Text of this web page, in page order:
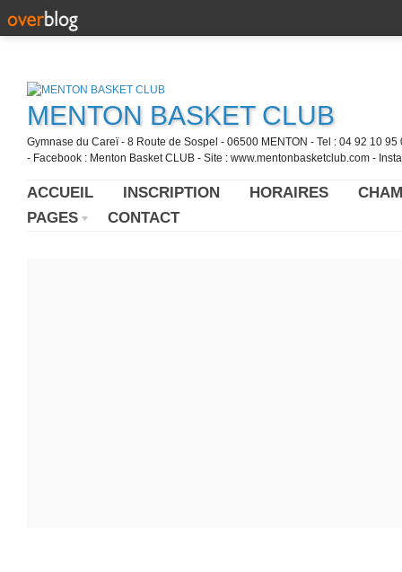
MENTON BASKET CLUB
Gymnase du Careï - 8 Route de Sospel - 06500 MENTON - Tel : 04 92 10
- Facebook : Menton Basket CLUB - Site : www.mentonbasketclub.com -
ACCUEIL INSCRIPTION HORAIRES
PAGES
CONTACT